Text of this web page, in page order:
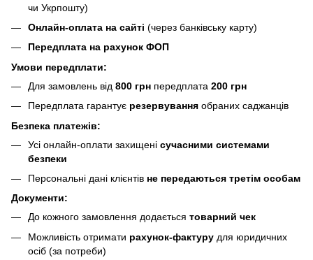
чи Укрпошту)
Онлайн-оплата на сайті (через банківську карту)
Передплата на рахунок ФОП
Умови передплати:
Для замовлень від 800 грн передплата 200 грн
Передплата гарантує резервування обраних саджанців
Безпека платежів:
Усі онлайн-оплати захищені сучасними системами
безпеки
Персональні дані клієнтів не передаються третім особам
Документи:
До кожного замовлення додається товарний чек
Можливість отримати рахунок-фактуру для юридичних
осіб (за потреби)